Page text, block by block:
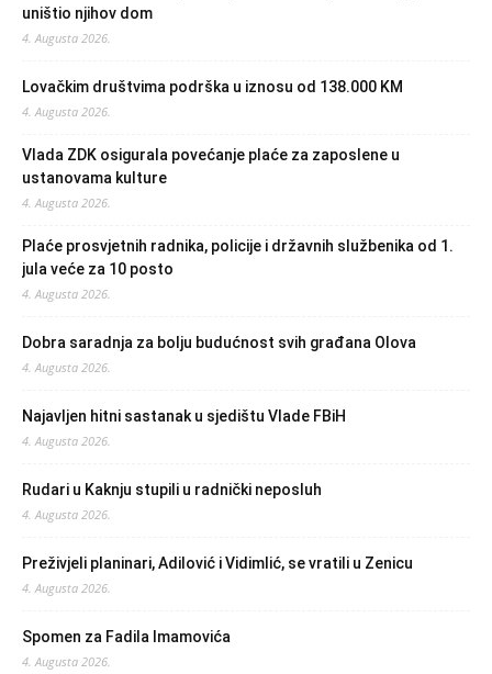
uništio njihov dom
4. Augusta 2026.
Lovačkim društvima podrška u iznosu od 138.000 KM
4. Augusta 2026.
Vlada ZDK osigurala povećanje plaće za zaposlene u
ustanovama kulture
4. Augusta 2026.
Plaće prosvjetnih radnika, policije i državnih službenika od 1.
jula veće za 10 posto
4. Augusta 2026.
Dobra saradnja za bolju budućnost svih građana Olova
4. Augusta 2026.
Najavljen hitni sastanak u sjedištu Vlade FBiH
4. Augusta 2026.
Rudari u Kaknju stupili u radnički neposluh
4. Augusta 2026.
Preživjeli planinari, Adilović i Vidimlić, se vratili u Zenicu
4. Augusta 2026.
Spomen za Fadila Imamovića
4. Augusta 2026.